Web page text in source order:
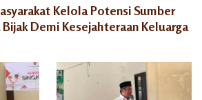
Kelola Potensi Sumber
Demi Kesejahteraan Keluarga